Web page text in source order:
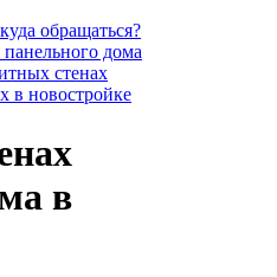
обращаться?
дома
стенах
в новостройке
в